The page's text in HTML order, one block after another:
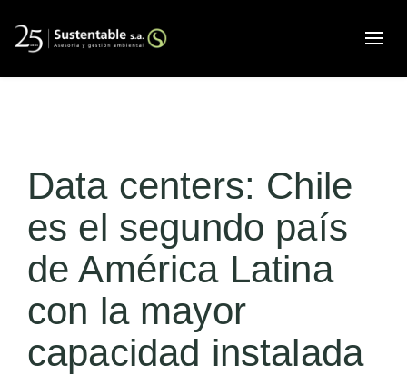
Data centers: Chile
es el segundo país
de América Latina
con la mayor
capacidad instalada